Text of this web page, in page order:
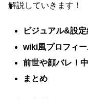
解説していきます！
ビジュアル&設
wiki風プロフィ
前世や顔バレ！
まとめ